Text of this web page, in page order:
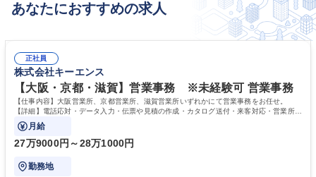
あなたにおすすめの求人
正社員
株式会社キーエンス
【大阪・京都・滋賀】営業事務 ※未経験可 営業事務
【仕事内容】大阪営業所、京都営業所、滋賀営業所いずれかにて営業事務をお任せ。
【詳細】電話応対・データ入力・伝票や見積の作成・カタログ送付・来客対応・営業所内
で発生する事務業務や業務改善をお任せ。
月給
27万9000円～28万1000円
勤務地